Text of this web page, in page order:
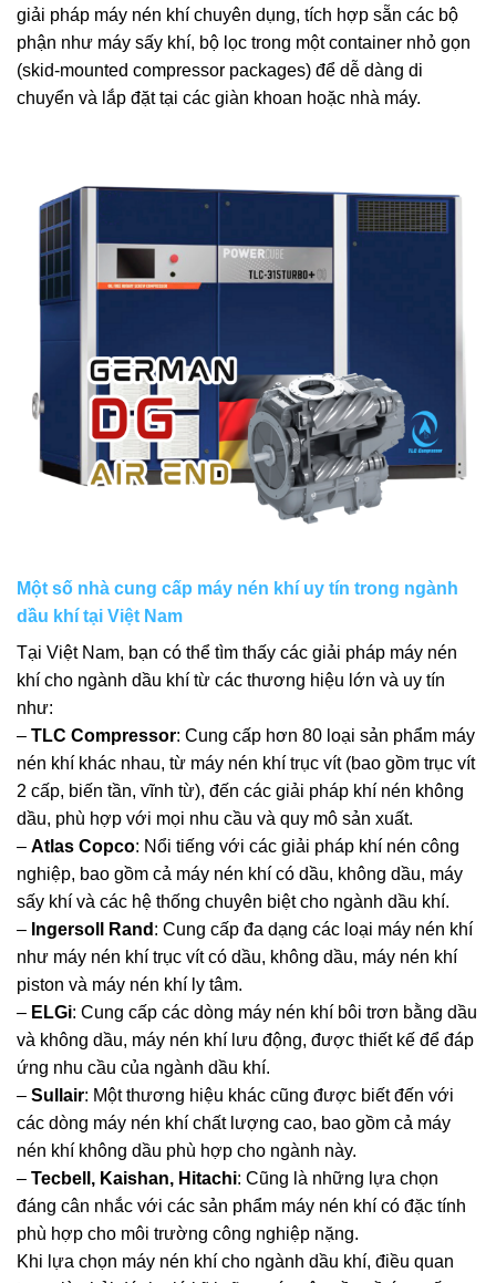
giải pháp máy nén khí chuyên dụng, tích hợp sẵn các bộ
phận như máy sấy khí, bộ lọc trong một container nhỏ gọn
(skid-mounted compressor packages) để dễ dàng di
chuyển và lắp đặt tại các giàn khoan hoặc nhà máy.
Một số nhà cung cấp máy nén khí uy tín trong ngành
dầu khí tại Việt Nam
Tại Việt Nam, bạn có thể tìm thấy các giải pháp máy nén
khí cho ngành dầu khí từ các thương hiệu lớn và uy tín
như:
– TLC Compressor: Cung cấp hơn 80 loại sản phẩm máy
nén khí khác nhau, từ máy nén khí trục vít(bao gồm trục vít
2 cấp, biến tần, vĩnh từ), đến các giải pháp khí nén không
dầu, phù hợp với mọi nhu cầu và quy mô sản xuất.
– Atlas Copco: Nổi tiếng với các giải pháp khí nén công
nghiệp, bao gồm cả máy nén khí có dầu, không dầu, máy
sấy khí và các hệ thống chuyên biệt cho ngành dầu khí.
– Ingersoll Rand : Cung cấp đa dạng các loại máy nén khí
như máy nén khí trục vít có dầu, không dầu, máy nén khí
piston và máy nén khí ly tâm.
– ELGi: Cung cấp các dòng máy nén khí bôi trơn bằng dầu
và không dầu, máy nén khí lưu động, được thiết kế để đáp
ứng nhu cầu của ngành dầu khí.
– Sullair: Một thương hiệu khác cũng được biết đến với
các dòng máy nén khí chất lượng cao, bao gồm cả máy
nén khí không dầu phù hợp cho ngành này.
– Tecbell, Kaishan, Hitachi: Cũng là những lựa chọn
đáng cân nhắc với các sản phẩm máy nén khí có đặc tính
phù hợp cho môi trường công nghiệp nặng.
Khi lựa chọn máy nén khí cho ngành dầu khí, điều quan